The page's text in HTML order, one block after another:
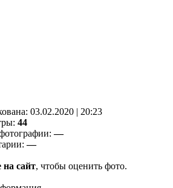
03.02.2020 | 20:23
44
—
—
на сайт, чтобы оценить фото.